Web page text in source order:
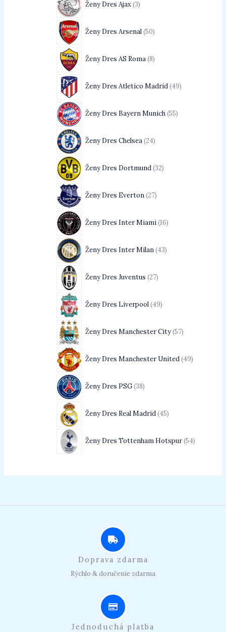
Ženy Dres Ajax 3
Ženy Dres Arsenal 50
Ženy Dres AS Roma 8
Ženy Dres Atletico Madrid 49
Ženy Dres Bayern Munich 55
Ženy Dres Chelsea 24
Ženy Dres Dortmund 32
Ženy Dres Everton 27
Ženy Dres Inter Miami 16
Ženy Dres Inter Milan 43
Ženy Dres Juventus 27
Ženy Dres Liverpool 49
Ženy Dres Manchester City 57
Ženy Dres Manchester United 49
Ženy Dres PSG 38
Ženy Dres Real Madrid 45
Ženy Dres Tottenham Hotspur 54
Doprava zdarma
Rýchlo & doručenie zdarma
Jednoduchá platba